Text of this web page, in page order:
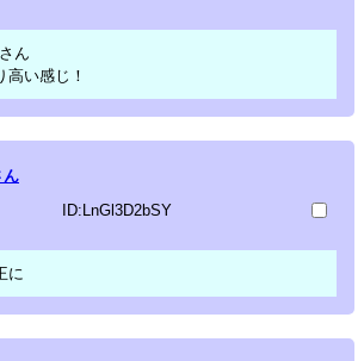
ん
高い感じ！
ん
ID:LnGl3D2bSY
に